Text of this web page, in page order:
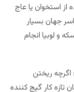
از استخوان یا عاج
جهان بسیار
و لوبیا انجام
اگرچه ریختن
تازه کار گیج‌ کننده